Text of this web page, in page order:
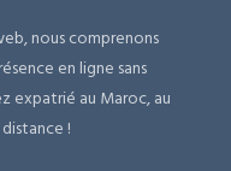
nous comprenons
en ligne sans
expatrié au Maroc, au
!